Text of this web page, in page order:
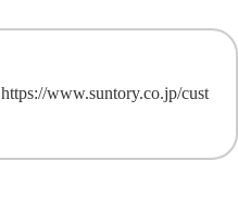
https://www.suntory.co.jp/cust